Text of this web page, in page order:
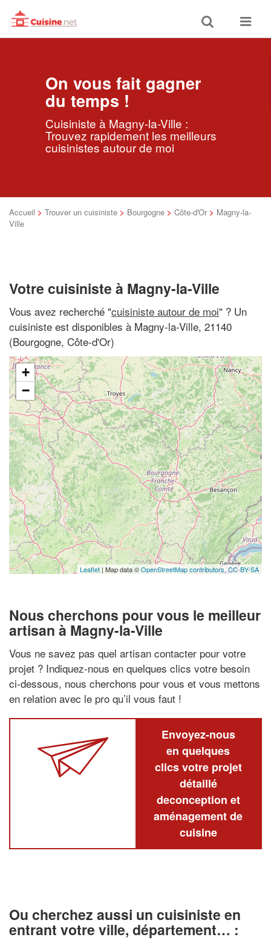
Toggle
search
Toggle
On vous fait gagner
du temps !
Cuisiniste à Magny-la-Ville :
Trouvez rapidement les meilleurs
cuisinistes autour de moi
Accueil > Trouver un cuisiniste > Bourgogne > Côte-d'Or > Magny-la-
Ville
Votre cuisiniste à Magny-la-Ville
Vous avez recherché "cuisiniste autour de moi" ? Un
cuisiniste est disponibles à Magny-la-Ville, 21140
(Bourgogne, Côte-d'Or)
+
−
Leaflet | Map data ©OpenStreetMap contributors,CC-BY-SA
Nous cherchons pour vous le meilleur
artisan à Magny-la-Ville
Vous ne savez pas quel artisan contacter pour votre
projet ? Indiquez-nous en quelques clics votre besoin
ci-dessous, nous cherchons pour vous et vous mettons
en relation avec le pro qu’il vous faut !
Envoyez-nous
en quelques
clics votre projet
détaillé
deconception et
aménagement de
cuisine
Ou cherchez aussi un cuisiniste en
entrant votre ville, département… :